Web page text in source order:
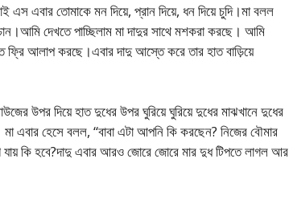
এস এবার তোমাকে মন দিয়ে, প্রান দিয়ে, ধন দিয়ে চুদি।মা বলল
দেখতে পাচ্ছিলাম মা দাদুর সাথে মশকরা করছে। আমি
ফ্রি আলাপ করছে।এবার দাদু আস্তে করে তার হাত বাড়িয়ে
উপর দিয়ে হাত দুধের উপর ঘুরিয়ে ঘুরিয়ে দুধের মাঝখানে দুধের
এবার হেসে বলল, “বাবা এটা আপনি কি করছেন? নিজের বৌমার
যায় কি হবে?দাদু এবার আরও জোরে জোরে মার দুধ টিপতে লাগল আর